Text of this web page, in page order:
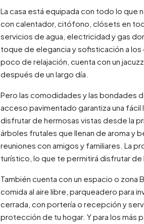
La casa está equipada con todo lo que
con calentador, citófono, clósets en
servicios de agua, electricidad y gas
toque de elegancia y sofisticación a
poco de relajación, cuenta con un
después de un largo día.
Pero las comodidades y las bondades
acceso pavimentado garantiza una
disfrutar de hermosas vistas desde la
árboles frutales que llenan de aroma y
reuniones con amigos y familiares. La
turístico, lo que te permitirá disfrutar de
También cuenta con un espacio o zona
comida al aire libre, parqueadero para
cerrada, con portería o recepción y
protección de tu hogar. Y para los más